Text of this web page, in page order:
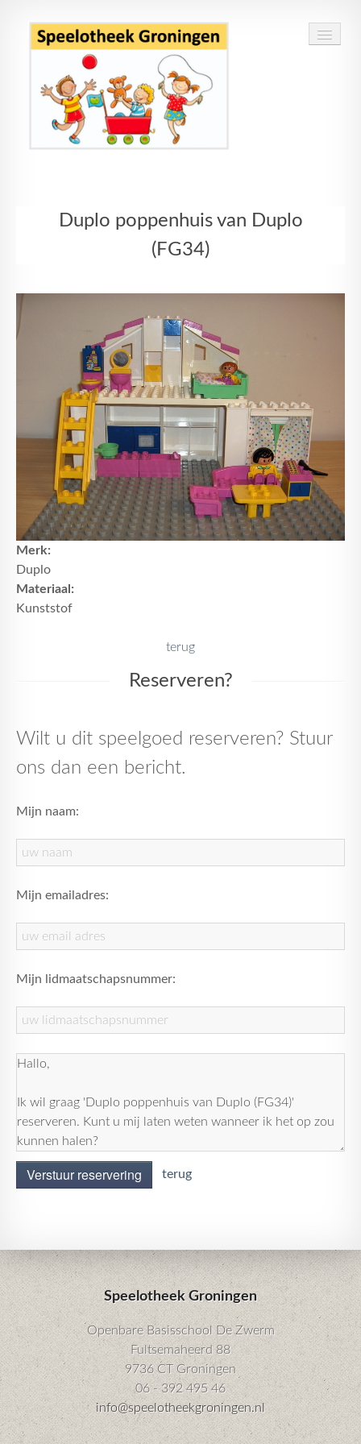
Speelgoed
Routebeschrijving
Duplo poppenhuis van Duplo
(FG34)
Merk:
Duplo
Materiaal:
Kunststof
terug
Reserveren?
Wilt u dit speelgoed reserveren? Stuur
ons dan een bericht.
Mijn naam:
Mijn emailadres:
Mijn lidmaatschapsnummer:
Verstuur reservering terug
Speelotheek Groningen
Openbare Basisschool De Zwerm
Fultsemaheerd 88
9736 CT Groningen
06 - 392 495 46
info@speelotheekgroningen.nl